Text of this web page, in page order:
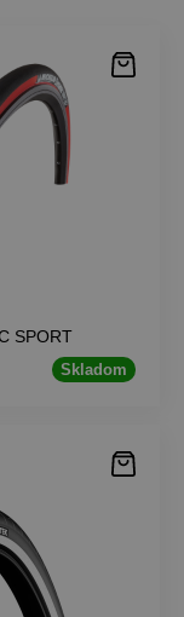
SPORT
Skladom